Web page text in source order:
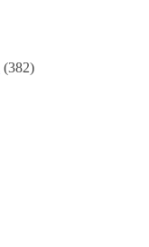
(382)